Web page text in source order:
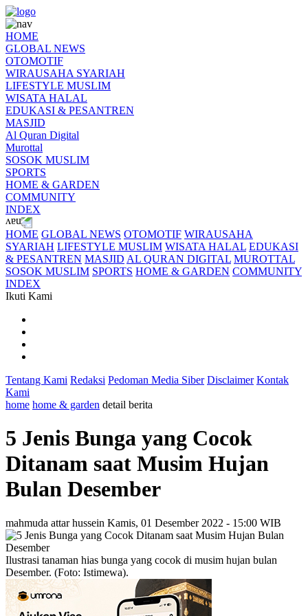
HOME
GLOBAL NEWS
OTOMOTIF
WIRAUSAHA SYARIAH
LIFESTYLE MUSLIM
WISATA HALAL
EDUKASI & PESANTREN
MASJID
Al Quran Digital
Murottal
SOSOK MUSLIM
SPORTS
HOME & GARDEN
COMMUNITY
INDEX
HOME GLOBAL NEWS OTOMOTIF WIRAUSAHA
SYARIAH LIFESTYLE MUSLIM WISATA HALAL EDUKASI
& PESANTREN MASJID AL QURAN DIGITAL MUROTTAL
SOSOK MUSLIM SPORTS HOME & GARDEN COMMUNITY
INDEX
Ikuti Kami
Tentang Kami Redaksi Pedoman Media Siber Disclaimer Kontak
Kami
home home & garden detail berita
5 Jenis Bunga yang Cocok
Ditanam saat Musim Hujan
Bulan Desember
mahmuda attar hussein Kamis, 01 Desember 2022 - 15:00 WIB
Ilustrasi tanaman hias bunga yang cocok di musim hujan bulan
Desember. (Foto: Istimewa).